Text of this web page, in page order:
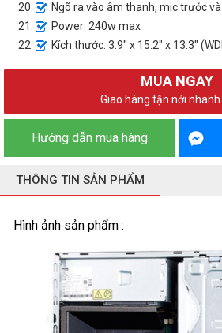
Ngõ ra vào âm thanh, mic trước
Power: 240w max
Kích thước: 3.9" x 15.2" x 13.3"
MUA NGAY
Giao hàng tận nới
Hướng dẫn mua hàng
THÔNG TIN SẢN PHẨM
Hình ảnh sản phẩm :